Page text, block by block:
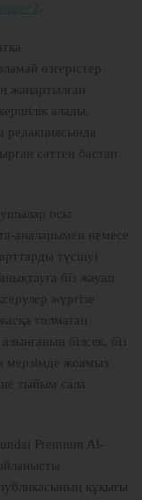
өзгерістер
жаңартылған
алады.
редакциясында
сәттен бастап
осы
аналарымен немесе
түсінуі
біз жауап
жүргізе
толмаған
білсек, біз
мерзімде жоямыз
тыйым сала
Premium Al-
құқығы